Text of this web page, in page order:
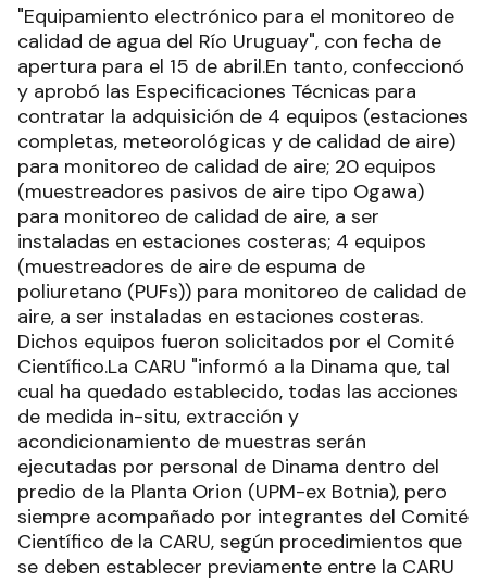
"Equipamiento electrónico para el monitoreo de
calidad de agua del Río Uruguay", con fecha de
apertura para el 15 de abril.En tanto, confeccionó
y aprobó las Especificaciones Técnicas para
contratar la adquisición de 4 equipos (estaciones
completas, meteorológicas y de calidad de aire)
para monitoreo de calidad de aire; 20 equipos
(muestreadores pasivos de aire tipo Ogawa)
para monitoreo de calidad de aire, a ser
instaladas en estaciones costeras; 4 equipos
(muestreadores de aire de espuma de
poliuretano (PUFs)) para monitoreo de calidad de
aire, a ser instaladas en estaciones costeras.
Dichos equipos fueron solicitados por el Comité
Científico.La CARU "informó a la Dinama que, tal
cual ha quedado establecido, todas las acciones
de medida in-situ, extracción y
acondicionamiento de muestras serán
ejecutadas por personal de Dinama dentro del
predio de la Planta Orion (UPM-ex Botnia), pero
siempre acompañado por integrantes del Comité
Científico de la CARU, según procedimientos que
se deben establecer previamente entre la CARU